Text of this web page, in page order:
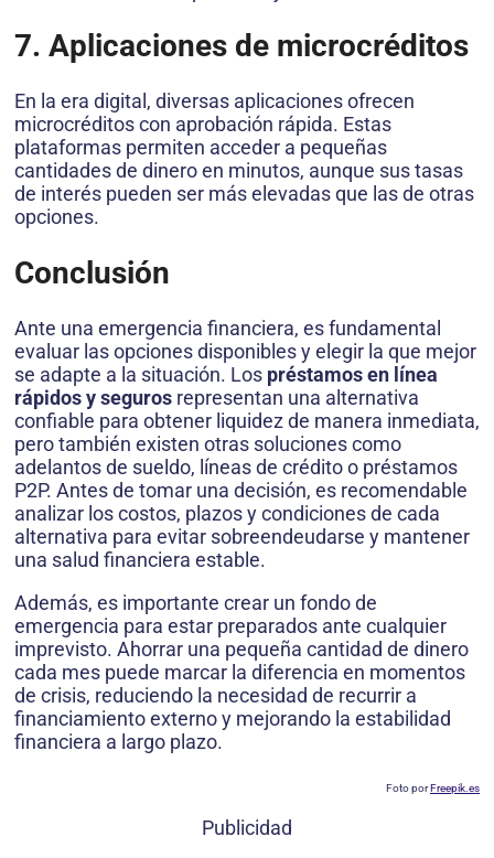
7. Aplicaciones de microcréditos
En la era digital, diversas aplicaciones ofrecen
microcréditos con aprobación rápida. Estas
plataformas permiten acceder a pequeñas
cantidades de dinero en minutos, aunque sus tasas
de interés pueden ser más elevadas que las de otras
opciones.
Conclusión
Ante una emergencia financiera, es fundamental
evaluar las opciones disponibles y elegir la que mejor
se adapte a la situación. Los préstamos en línea
rápidos y seguros representan una alternativa
confiable para obtener liquidez de manera inmediata,
pero también existen otras soluciones como
adelantos de sueldo, líneas de crédito o préstamos
P2P. Antes de tomar una decisión, es recomendable
analizar los costos, plazos y condiciones de cada
alternativa para evitar sobreendeudarse y mantener
una salud financiera estable.
Además, es importante crear un fondo de
emergencia para estar preparados ante cualquier
imprevisto. Ahorrar una pequeña cantidad de dinero
cada mes puede marcar la diferencia en momentos
de crisis, reduciendo la necesidad de recurrir a
financiamiento externo y mejorando la estabilidad
financiera a largo plazo.
Foto porFreepik.es
Publicidad